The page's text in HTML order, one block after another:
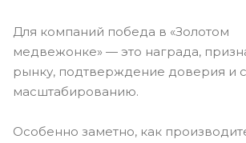
Для компаний победа в «Золотом
медвежонке» — это награда,
рынку, подтверждение доверия и
масштабированию.
Особенно заметно, как